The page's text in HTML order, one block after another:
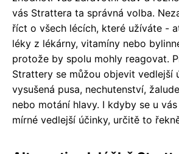
vás Strattera ta správná volba.
říct o všech lécích, které užíváte -
léky z lékárny, vitamíny nebo
protože by spolu mohly reagovat.
Strattery se můžou objevit vedlejší
vysušená pusa, nechutenství,
nebo motání hlavy. I kdyby se u
mírné vedlejší účinky, určitě to